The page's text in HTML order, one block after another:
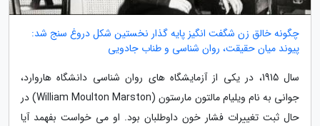
چگونه خالق زن شگفت انگیز پایه گذار نخستین شکل دروغ سنج شد:
پیوند میان حقیقت، روان شناسی و طناب جادویی
سال 1915، در یکی از آزمایشگاه های روان شناسی دانشگاه هاروارد،
جوانی به نام ویلیام مالتون مارستون (William Moulton Marston) در
حال ثبت تغییرات فشار خون داوطلبان بود. او می خواست بفهمد آیا